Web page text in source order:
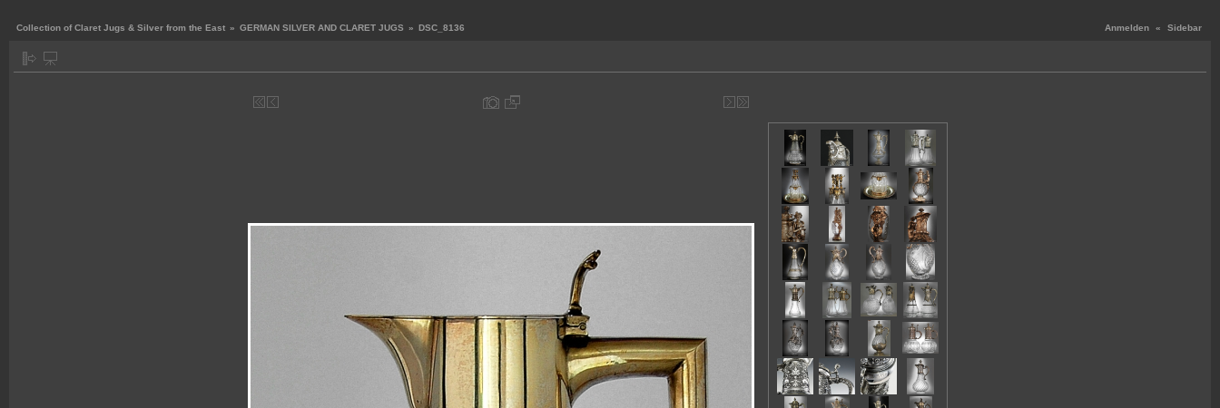
Anmelden « Sidebar
Collection of Claret Jugs & Silver from the East » GERMAN SILVER AND CLARET JUGS » DSC_8136